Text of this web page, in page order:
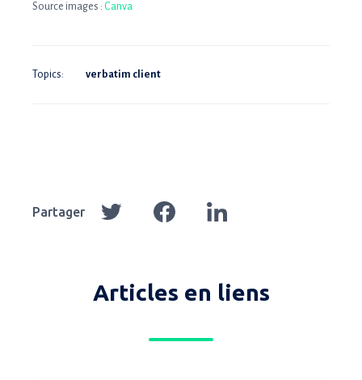
Source images : Canva
Topics: verbatim client
Partager
sur
Partager
sur
sur
Articles en liens